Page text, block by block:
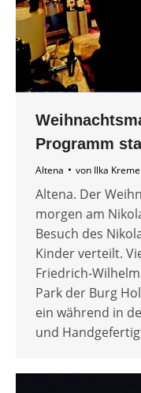
Programm
Altena von Ilka
Altena. Der
morgen am
Besuch des
Kinder verteilt.
Friedrich-
Park der Burg
ein während in
und